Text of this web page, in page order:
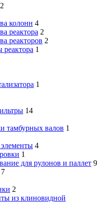
2
колонн 4
реактора 2
реакторов 2
1
1
14
тамбурных валов 1
4
1
для рулонов и паллет 9
7
2
из клиновидной